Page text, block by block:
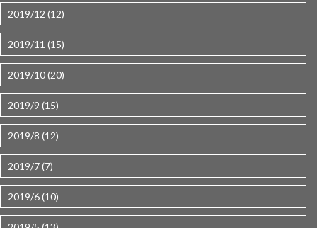
2019/12 (12)
2019/11 (15)
2019/10 (20)
2019/9 (15)
2019/8 (12)
2019/7 (7)
2019/6 (10)